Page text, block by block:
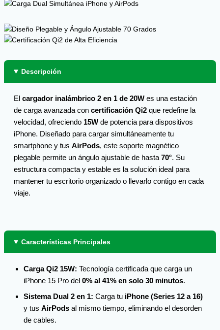
Descripción
El cargador inalámbrico 2 en 1 de 20W es una estación
de carga avanzada con certificación Qi2 que redefine la
velocidad, ofreciendo 15W de potencia para dispositivos
iPhone. Diseñado para cargar simultáneamente tu
smartphone y tus AirPods, este soporte magnético
plegable permite un ángulo ajustable de hasta 70°. Su
estructura compacta y estable es la solución ideal para
mantener tu escritorio organizado o llevarlo contigo en cada
viaje.
Características Principales
Carga Qi2 15W: Tecnología certificada que carga un
iPhone 15 Pro del 0% al 41% en solo 30 minutos.
Sistema Dual 2 en 1: Carga tu iPhone (Series 12 a 16)
y tus AirPods al mismo tiempo, eliminando el desorden
de cables.